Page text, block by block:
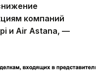
компаний
и Air Astana, —